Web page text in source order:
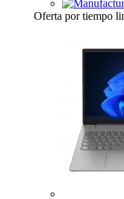
Oferta por tiempo